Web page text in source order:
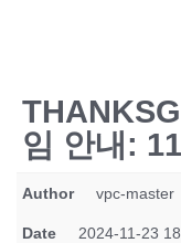
임 안내:
Author vpc-master
Date 2024-11-23